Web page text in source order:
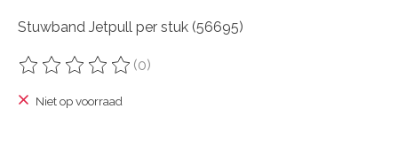
Stuwband Jetpull per stuk (56695)
De beoordeling van dit product is
(0)
Niet op voorraad